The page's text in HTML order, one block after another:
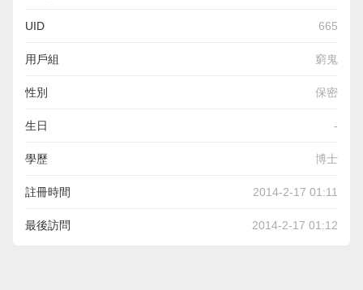
UID 665
用戶組 窮鬼
性別 保密
生日 -
學歷 博士
註冊時間 2014-2-17 01:11
最後訪問 2014-2-17 01:12